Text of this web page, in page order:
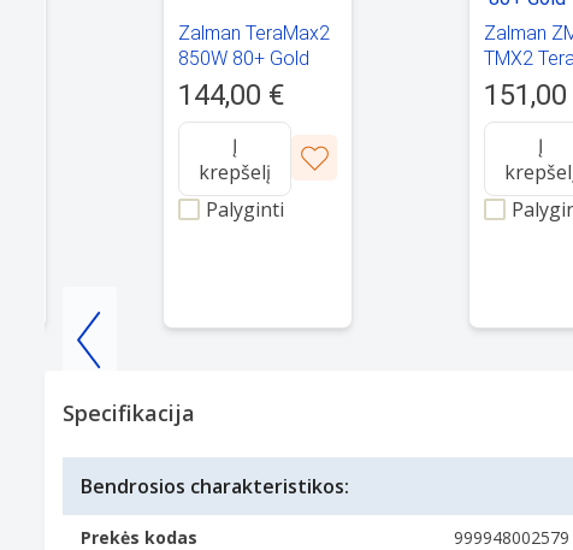
Zalman TeraMax2
850W 80+ Gold
Gen5
144,00 €
Į
krepšelį
Palyginti
Zalman
TMX2
750W 80+
Į
Item
Specifikacija
Bendrosios charakteristikos:
Prekės kodas
999948002579